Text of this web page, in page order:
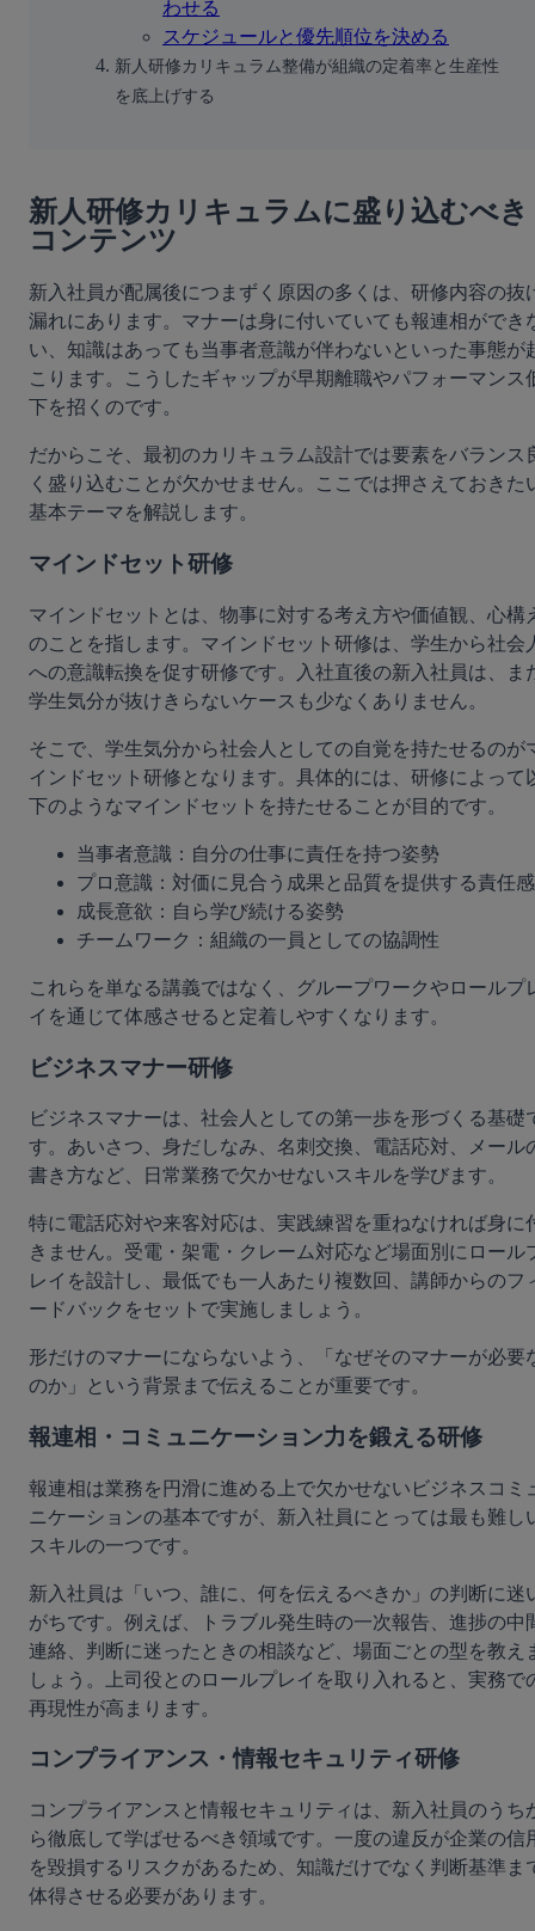
わせる
スケジュールと優先順位を決める
新人研修カリキュラム整備が組織の定着率と生産性
を底上げする
新人研修カリキュラムに盛り込むべき
コンテンツ
新入社員が配属後につまずく原因の多くは、研修内容の抜
漏れにあります。マナーは身に付いていても報連相ができ
い、知識はあっても当事者意識が伴わないといった事態が
こります。こうしたギャップが早期離職やパフォーマンス
下を招くのです。
だからこそ、最初のカリキュラム設計では要素をバランス
く盛り込むことが欠かせません。ここでは押さえておきた
基本テーマを解説します。
マインドセット研修
マインドセットとは、物事に対する考え方や価値観、心構
のことを指します。マインドセット研修は、学生から社会
への意識転換を促す研修です。入社直後の新入社員は、ま
学生気分が抜けきらないケースも少なくありません。
そこで、学生気分から社会人としての自覚を持たせるのが
インドセット研修となります。具体的には、研修によって
下のようなマインドセットを持たせることが目的です。
当事者意識：自分の仕事に責任を持つ姿勢
プロ意識：対価に見合う成果と品質を提供する責任感
成長意欲：自ら学び続ける姿勢
チームワーク：組織の一員としての協調性
これらを単なる講義ではなく、グループワークやロールプ
イを通じて体感させると定着しやすくなります。
ビジネスマナー研修
ビジネスマナーは、社会人としての第一歩を形づくる基礎
す。あいさつ、身だしなみ、名刺交換、電話応対、メール
書き方など、日常業務で欠かせないスキルを学びます。
特に電話応対や来客対応は、実践練習を重ねなければ身に
きません。受電・架電・クレーム対応など場面別にロール
レイを設計し、最低でも一人あたり複数回、講師からのフ
ードバックをセットで実施しましょう。
形だけのマナーにならないよう、「なぜそのマナーが必要
のか」という背景まで伝えることが重要です。
報連相・コミュニケーション力を鍛える研修
報連相は業務を円滑に進める上で欠かせないビジネスコミ
ニケーションの基本ですが、新入社員にとっては最も難し
スキルの一つです。
新入社員は「いつ、誰に、何を伝えるべきか」の判断に迷
がちです。例えば、トラブル発生時の一次報告、進捗の中
連絡、判断に迷ったときの相談など、場面ごとの型を教え
しょう。上司役とのロールプレイを取り入れると、実務で
再現性が高まります。
コンプライアンス・情報セキュリティ研修
コンプライアンスと情報セキュリティは、新入社員のうち
ら徹底して学ばせるべき領域です。一度の違反が企業の信
を毀損するリスクがあるため、知識だけでなく判断基準ま
体得させる必要があります。